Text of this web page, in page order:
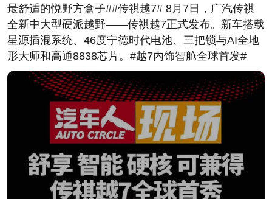
最舒适的悦野方盒子##传祺越7# 8月7日，广汽传祺
全新中大型硬派越野——传祺越7正式发布。新车搭载
星源插混系统、46度宁德时代电池、三把锁与AI全地
形大师和高通8838芯片。#越7内饰智舱全球首发#